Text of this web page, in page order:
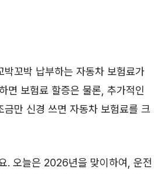
꼬박 납부하는 자동차 보험료가
면 보험료 할증은 물론, 추가적인
만 신경 쓰면 자동차 보험료를 크
. 오늘은 2026년을 맞이하여, 운전